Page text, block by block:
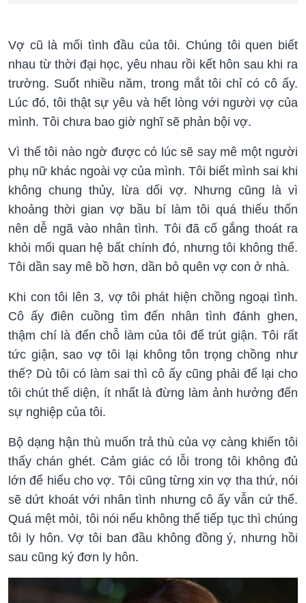
Vợ cũ là mối tình đầu của tôi. Chúng tôi quen biết
nhau từ thời đại học, yêu nhau rồi kết hôn sau khi ra
trường. Suốt nhiều năm, trong mắt tôi chỉ có cô ấy.
Lúc đó, tôi thật sự yêu và hết lòng với người vợ của
mình. Tôi chưa bao giờ nghĩ sẽ phản bội vợ.
Vì thế tôi nào ngờ được có lúc sẽ say mê một người
phụ nữ khác ngoài vợ của mình. Tôi biết mình sai khi
không chung thủy, lừa dối vợ. Nhưng cũng là vì
khoảng thời gian vợ bầu bí làm tôi quá thiếu thốn
nên dễ ngã vào nhân tình. Tôi đã cố gắng thoát ra
khỏi mối quan hệ bất chính đó, nhưng tôi không thể.
Tôi dần say mê bồ hơn, dần bỏ quên vợ con ở nhà.
Khi con tôi lên 3, vợ tôi phát hiện chồng ngoại tình.
Cô ấy điên cuồng tìm đến nhân tình đánh ghen,
thậm chí là đến chỗ làm của tôi để trút giận. Tôi rất
tức giận, sao vợ tôi lại không tôn trọng chồng như
thế? Dù tôi có làm sai thì cô ấy cũng phải để lại cho
tôi chút thể diện, ít nhất là đừng làm ảnh hưởng đến
sự nghiệp của tôi.
Bộ dạng hận thù muốn trả thù của vợ càng khiến tôi
thấy chán ghét. Cảm giác có lỗi trong tôi không đủ
lớn để hiểu cho vợ. Tôi cũng từng xin vợ tha thứ, nói
sẽ dứt khoát với nhân tình nhưng cô ấy vẫn cứ thế.
Quá mệt mỏi, tôi nói nếu không thể tiếp tục thì chúng
tôi ly hôn. Vợ tôi ban đầu không đồng ý, nhưng hồi
sau cũng ký đơn ly hôn.